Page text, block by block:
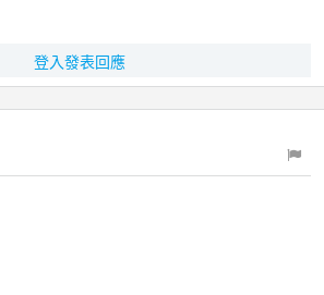
登入發表回應